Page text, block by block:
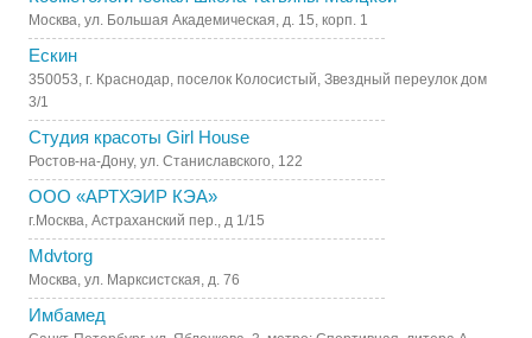
Москва, ул. Большая Академическая, д. 15, корп. 1
Ескин
350053, г. Краснодар, поселок Колосистый, Звездный переулок дом
3/1
Студия красоты Girl House
Ростов-на-Дону, ул. Станиславского, 122
ООО «АРТХЭИР КЭА»
г.Москва, Астраханский пер., д 1/15
Mdvtorg
Москва, ул. Марксистская, д. 76
Имбамед